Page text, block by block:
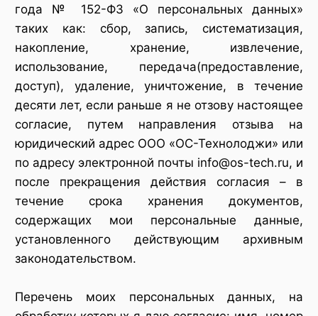
года № 152-ФЗ «О персональных данных»
таких как: сбор, запись, систематизация,
накопление, хранение, извлечение,
использование, передача(предоставление,
доступ), удаление, уничтожение, в течение
десяти лет, если раньше я не отзову настоящее
согласие, путем направления отзыва на
юридический адрес ООО «ОС-Технолоджи» или
по адресу электронной почты info@os-tech.ru, и
после прекращения действия согласия – в
течение срока хранения документов,
содержащих мои персональные данные,
установленного действующим архивным
законодательством.
Перечень моих персональных данных, на